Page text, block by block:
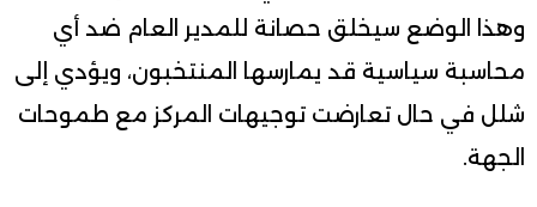
وهذا الوضع سيخلق حصانة للمدير العام ضد أي
محاسبة سياسية قد يمارسها المنتخبون، ويؤدي إلى
شلل في حال تعارضت توجيهات المركز مع طموحات
الجهة.